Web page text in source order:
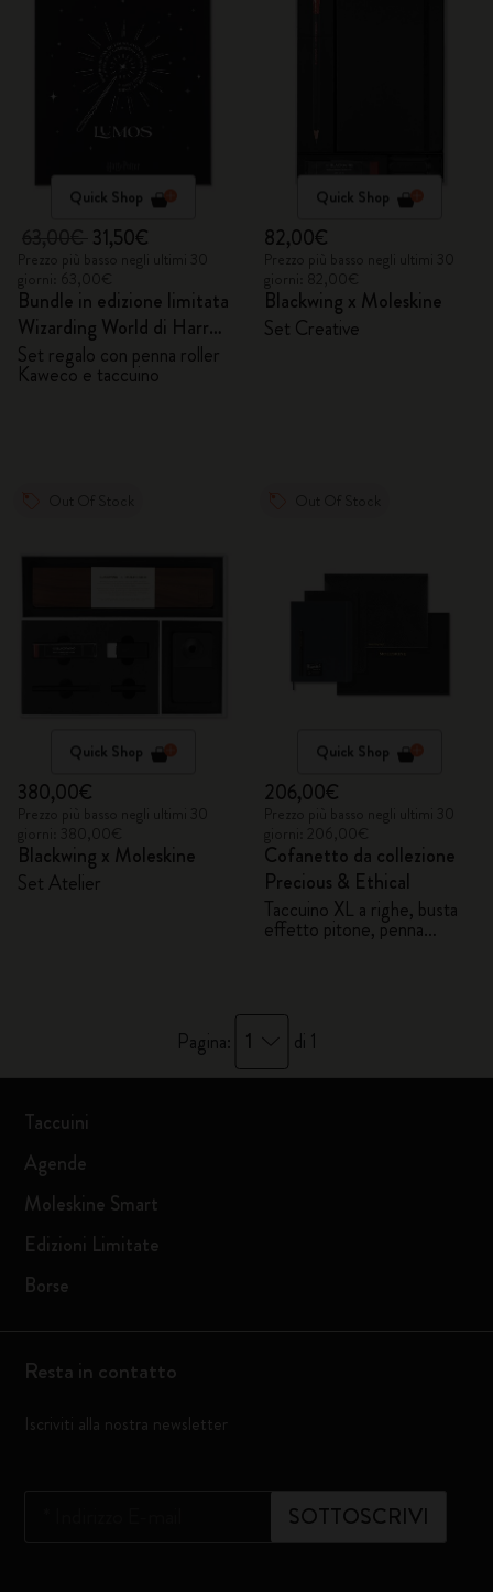
Quick Shop
31,50€
Bundle in edizione limitata
Wizarding World di Harry
Potter
Set regalo con penna roller
Kaweco e taccuino
Quick Shop
82,00€
Blackwing x Moleskine
Set Creative
Quick Shop
380,00€
Blackwing x Moleskine
Set Atelier
Quick Shop
206,00€
Cofanetto da collezione
Precious & Ethical
Taccuino XL a righe, busta
effetto pitone, penna
stilografica Kaweco
Pagina: 1 di 1
Taccuini
Agende
Moleskine Smart
Edizioni Limitate
Borse
Resta in contatto
Iscriviti alla nostra newsletter
SOTTOSCRIVI